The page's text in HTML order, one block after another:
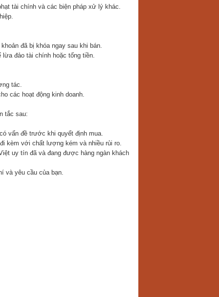
tài chính và các biện pháp xử lý khác.
đã bị khóa ngay sau khi bán.
đảo tài chính hoặc tống tiền.
tác.
các hoạt động kinh doanh.
tắc sau:
vấn đề trước khi quyết định mua.
kèm với chất lượng kém và nhiều rủi ro.
uy tín đã và đang được hàng ngàn khách
và yêu cầu của bạn.